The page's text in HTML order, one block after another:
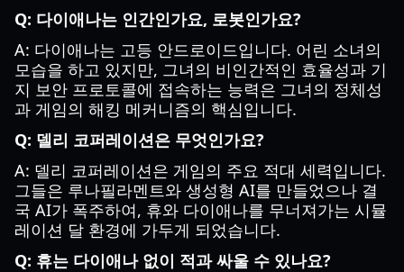
Q: 다이애나는 인간인가요, 로봇인가요?
A: 다이애나는 고등 안드로이드입니다. 어린 소녀의
모습을 하고 있지만, 그녀의 비인간적인 효율성과 기
지 보안 프로토콜에 접속하는 능력은 그녀의 정체성
과 게임의 해킹 메커니즘의 핵심입니다.
Q: 델리 코퍼레이션은 무엇인가요?
A: 델리 코퍼레이션은 게임의 주요 적대 세력입니다.
그들은 루나필라멘트와 생성형 AI를 만들었으나 결
국 AI가 폭주하여, 휴와 다이애나를 무너져가는 시뮬
레이션 달 환경에 가두게 되었습니다.
Q: 휴는 다이애나 없이 적과 싸울 수 있나요?